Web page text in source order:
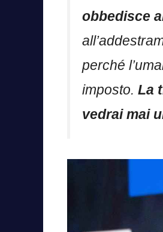
obbedisce
perché
imposto. La
vedrai mai